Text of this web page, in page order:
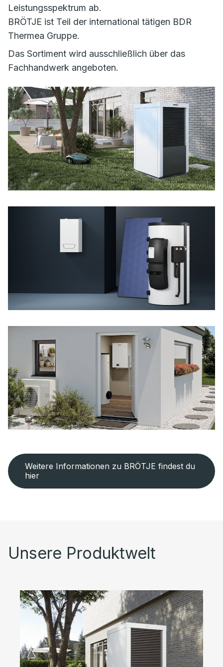
Leistungsspektrum ab.
BRÖTJE ist Teil der international tätigen BDR
Thermea Gruppe.
Das Sortiment wird ausschließlich über das
Fachhandwerk angeboten.
Weitere Informationen zu BRÖTJE findest du
hier
Unsere Produktwelt